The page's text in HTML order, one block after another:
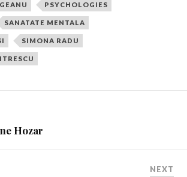
PSYCHOLOGIES
SANATATE MENTALA
SIMONA RADU
Hozar
NEXT